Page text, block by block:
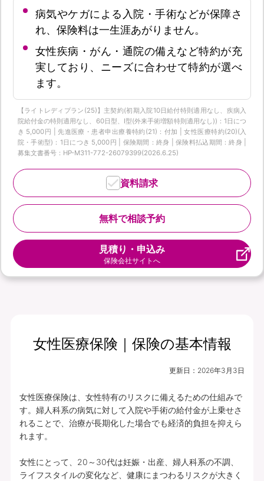
病気やケガによる入院・手術などが保障さ
れ、保険料は一生涯あがりません。
女性疾病・がん・通院の備えなど特約が充
実しており、ニーズに合わせて特約が選べ
ます。
【ライトレディプラン(25)】主契約(初期入院10日給付特則適用なし、疾病入
院給付金の特則適用なし、60日型、I型(外来手術増額特則適用なし))：1日につ
き 5,000円 | 先進医療・患者申出療養特約(21)：付加 | 女性医療特約(20)(入
院・手術型)：1日につき 5,000円 | 保険期間：終身 | 保険料払込期間：終身 |
募集文書番号：HP-M311-772-26079399(2026.6.25)
無料で相談予約
資料請求
見積り・申込み
保険会社サイトへ
女性医療保険｜保険の基本情報
更新日： 2026年3月3日
女性医療保険は、女性特有のリスクに備えるための仕組みで
す。婦人科系の病気に対して入院や手術の給付金が上乗せさ
れることで、治療が長期化した場合でも経済的負担を抑えら
れます。
女性にとって、20～30代は妊娠・出産、婦人科系の不調、
ライフスタイルの変化など、健康にまつわるリスクが大きく